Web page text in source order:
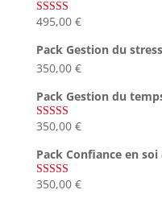
Note4.75
495,00 €
Pack Gestion du stress
350,00 €
Pack Gestion du
Note5.00
350,00 €
Pack Confiance en
Note5.00
350,00 €